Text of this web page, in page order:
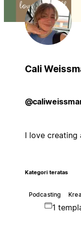
Cali
I love creating
Kategori teratas
Podcasting
1